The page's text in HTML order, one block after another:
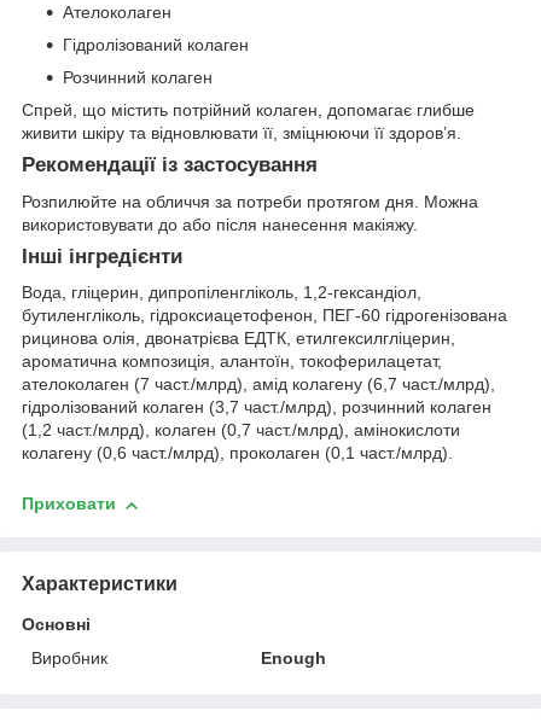
Ателоколаген
Гідролізований колаген
Розчинний колаген
Спрей, що містить потрійний колаген, допомагає глибше
живити шкіру та відновлювати її, зміцнюючи її здоров’я.
Рекомендації із застосування
Розпилюйте на обличчя за потреби протягом дня. Можна
використовувати до або після нанесення макіяжу.
Інші інгредієнти
Вода, гліцерин, дипропіленгліколь, 1,2-гександіол,
бутиленгліколь, гідроксиацетофенон, ПЕГ-60 гідрогенізована
рицинова олія, двонатрієва ЕДТК, етилгексилгліцерин,
ароматична композиція, алантоїн, токоферилацетат,
ателоколаген (7 част./млрд), амід колагену (6,7 част./млрд),
гідролізований колаген (3,7 част./млрд), розчинний колаген
(1,2 част./млрд), колаген (0,7 част./млрд), амінокислоти
колагену (0,6 част./млрд), проколаген (0,1 част./млрд).
Приховати
Характеристики
Основні
Виробник
Enough